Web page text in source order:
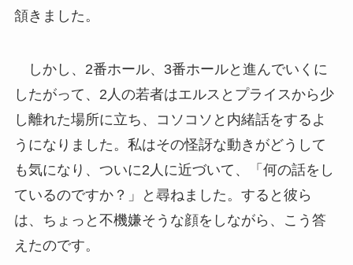
頷きました。
しかし、2番ホール、3番ホールと進んでいくに
したがって、2人の若者はエルスとプライスから少
し離れた場所に立ち、コソコソと内緒話をするよ
うになりました。私はその怪訝な動きがどうして
も気になり、ついに2人に近づいて、「何の話をし
ているのですか？」と尋ねました。すると彼ら
は、ちょっと不機嫌そうな顔をしながら、こう答
えたのです。